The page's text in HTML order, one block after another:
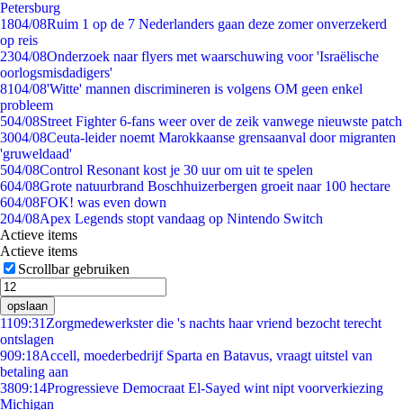
Petersburg
1804/08Ruim 1 op de 7 Nederlanders gaan deze zomer onverzekerd
op reis
2304/08Onderzoek naar flyers met waarschuwing voor 'Israëlische
oorlogsmisdadigers'
8104/08'Witte' mannen discrimineren is volgens OM geen enkel
probleem
504/08Street Fighter 6-fans weer over de zeik vanwege nieuwste patch
3004/08Ceuta-leider noemt Marokkaanse grensaanval door migranten
'gruweldaad'
504/08Control Resonant kost je 30 uur om uit te spelen
604/08Grote natuurbrand Boschhuizerbergen groeit naar 100 hectare
604/08FOK! was even down
204/08Apex Legends stopt vandaag op Nintendo Switch
Actieve items
Actieve items
Scrollbar gebruiken
opslaan
1109:31 Zorgmedewerkster die 's nachts haar vriend bezocht terecht
ontslagen
909:18Accell, moederbedrijf Sparta en Batavus, vraagt uitstel van
betaling aan
3809:14Progressieve Democraat El-Sayed wint nipt voorverkiezing
Michigan